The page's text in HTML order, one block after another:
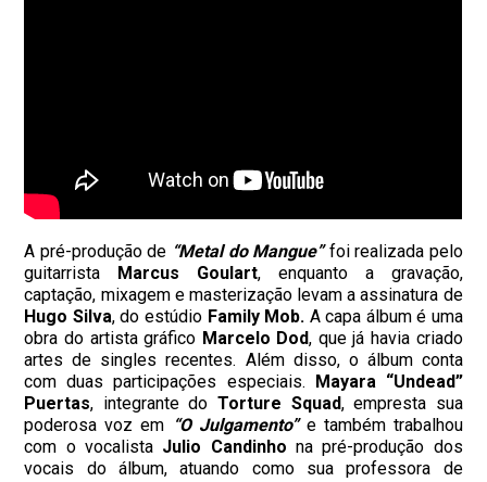
A pré-produção de “Metal do Mangue”foi realizada pelo
guitarrista
Marcus Goulart, enquanto a gravação,
captação, mixagem e masterização levam a assinatura de
Hugo Silva, do estúdio Family Mob. A capa álbum é uma
obra do artista gráfico Marcelo Dod, que já havia criado
artes de singles recentes. Além disso, o álbum conta
com duas participações especiais.
Mayara “Undead”
Puertas, integrante do Torture Squad, empresta sua
poderosa voz em “O Julgamento”e também trabalhou
com o vocalista Julio Candinho na pré-produção dos
vocais do álbum, atuando como sua professora de